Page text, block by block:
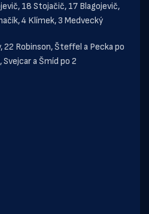
18 Stojačič, 17 Blagojevič,
4 Klímek, 3 Medvecký
22 Robinson, Šteffel a Pecka po
a Šmíd po 2